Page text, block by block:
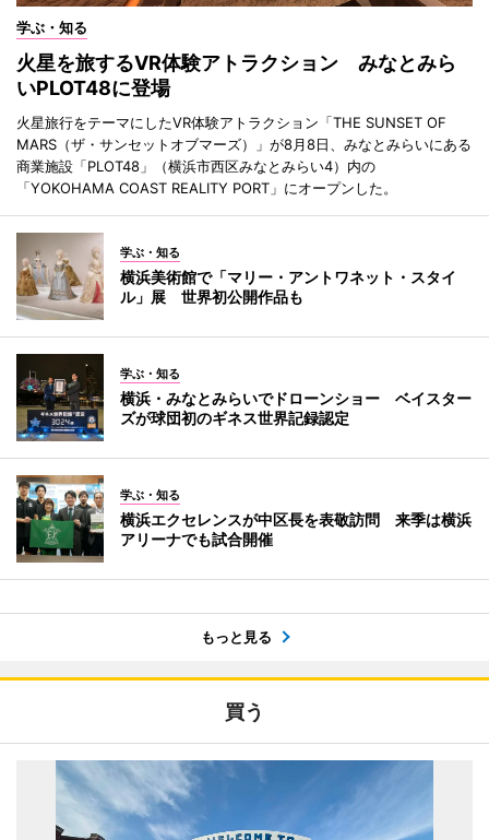
学ぶ・知る
火星を旅するVR体験アトラクション みなとみら
いPLOT48に登場
火星旅行をテーマにしたVR体験アトラクション「THE SUNSET OF
MARS（ザ・サンセットオブマーズ）」が8月8日、みなとみらいにある
商業施設「PLOT48」（横浜市西区みなとみらい4）内の
「YOKOHAMA COAST REALITY PORT」にオープンした。
学ぶ・知る
横浜美術館で「マリー・アントワネット・スタイ
ル」展 世界初公開作品も
学ぶ・知る
横浜・みなとみらいでドローンショー ベイスター
ズが球団初のギネス世界記録認定
学ぶ・知る
横浜エクセレンスが中区長を表敬訪問 来季は横浜
アリーナでも試合開催
もっと見る
買う